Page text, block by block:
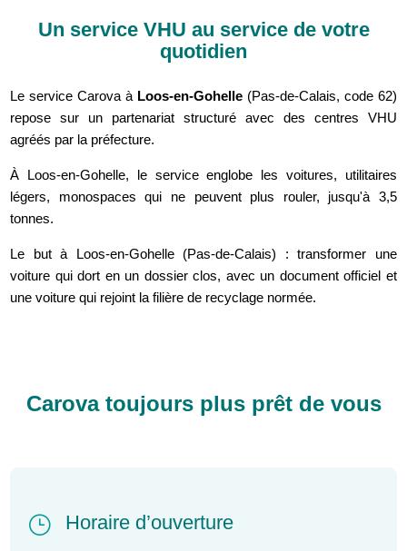
Un service VHU au service de votre
quotidien
Le service Carova à Loos-en-Gohelle(Pas-de-Calais, code 62)
repose sur un partenariat structuré avec des centres VHU
agréés par la préfecture.
À Loos-en-Gohelle, le service englobe les voitures, utilitaires
légers, monospaces qui ne peuvent plus rouler, jusqu'à 3,5
tonnes.
Le but à Loos-en-Gohelle (Pas-de-Calais) : transformer une
voiture qui dort en un dossier clos, avec un document officiel et
une voiture qui rejoint la filière de recyclage normée.
Carova toujours plus prêt de vous
} Horaire d’ouverture